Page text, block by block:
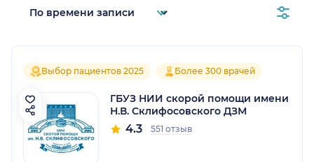
Выбор пациентов 2025 Более 300 врачей
ГБУЗ НИИ скорой помощи имени
Н.В. Склифосовского ДЗМ
4.3 551 отзыв